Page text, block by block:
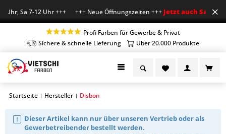
Sa 7-12 Uhr +++ +++ Neue Öffnungszeiten +++Jetzt auch Sa
Profi Farben für Gewerbe & Privat
Sichere & schnelle Lieferung
Über 20.000 Produkte
Startseite | Hersteller | Disbon
Dieser Artikel kann nur über unseren Vertrieb oder als
Gewerbetreibender bestellt werden.